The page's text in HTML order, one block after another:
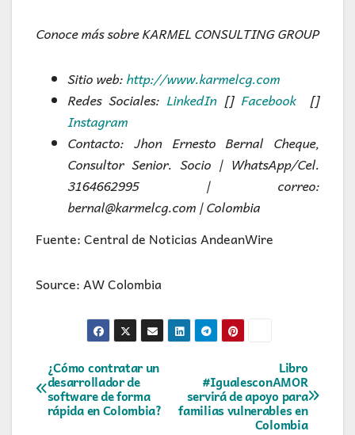
Conoce más sobreKARMEL CONSULTING GROUP
Sitio web:http://www.karmelcg.com
Redes Sociales: LinkedIn[] Facebook[]
Instagram
Contacto: Jhon Ernesto Bernal Cheque,
Consultor Senior. Socio | WhatsApp/Cel.
3164662995 | correo:
bernal@karmelcg.com|Colombia
Fuente: Central de Noticias AndeanWire
Source: AW Colombia
Navegación
de
Libro
#IgualesconAMOR
servirá de apoyo para
familias vulnerables en
Colombia
¿Cómo contratar un
desarrollador de
software de forma
rápida en Colombia?